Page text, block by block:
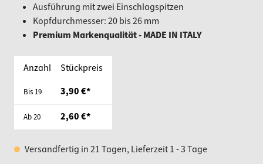
Ausführung mit zwei Einschlagspitzen
Kopfdurchmesser: 20 bis 26 mm
Premium Markenqualität - MADE IN ITALY
Anzahl Stückpreis
Bis 19 3,90 €*
Ab20 2,60 €*
Versandfertig in 21 Tagen, Lieferzeit 1 - 3 Tage